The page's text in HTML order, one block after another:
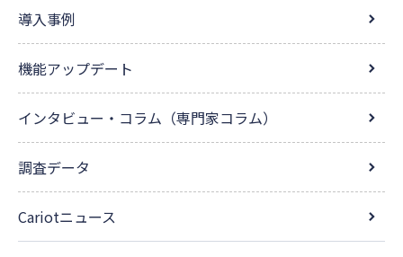
導入事例
機能アップデート
インタビュー・コラム（専門家コラム）
調査データ
Cariotニュース